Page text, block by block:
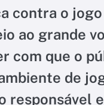
contra o
ao grande
com que o
de
responsável